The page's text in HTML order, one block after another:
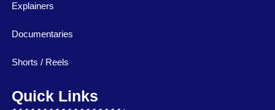
Explainers
Documentaries
Shorts / Reels
Quick Links